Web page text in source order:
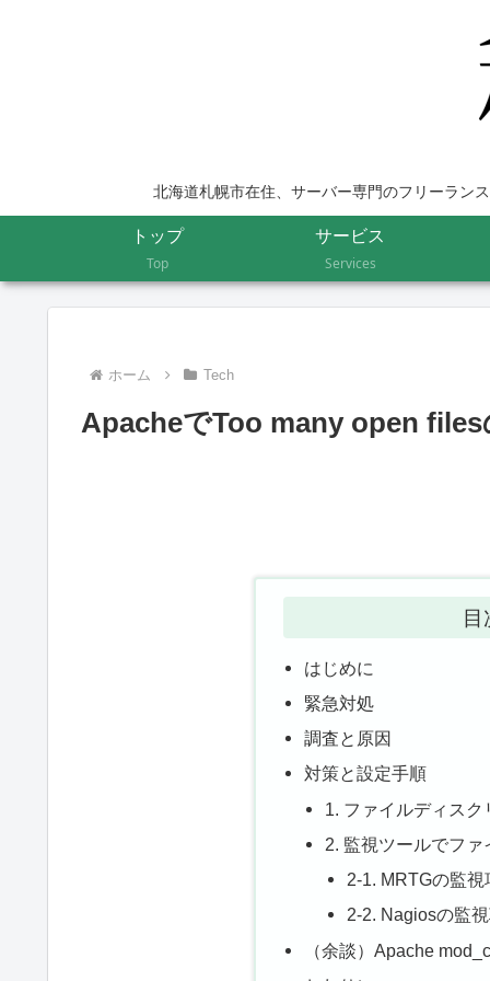
北海道札幌市在住、サーバー専門のフリーラン
トップ
Top
サービス
Services
ホーム Tech
ApacheでToo many open files
目
はじめに
緊急対処
調査と原因
対策と設定手順
1. ファイルディス
2. 監視ツールでフ
2-1. MRTGの監
2-2. Nagiosの監
（余談）Apache